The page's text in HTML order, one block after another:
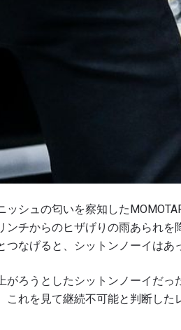
ッシュの匂いを察知した
ンチからのヒザげりの雨あられ
つなげると、シットンノーイはあ
がろうとしたシットンノーイだ
これを見て継続不可能と判断し
このフォー
に基づ
お